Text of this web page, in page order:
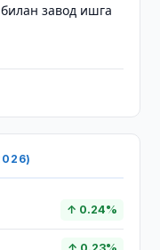
завод ишга
↑ 0.24%